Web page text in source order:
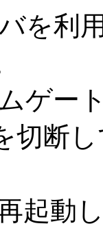
を利
ゲー
切断
起動